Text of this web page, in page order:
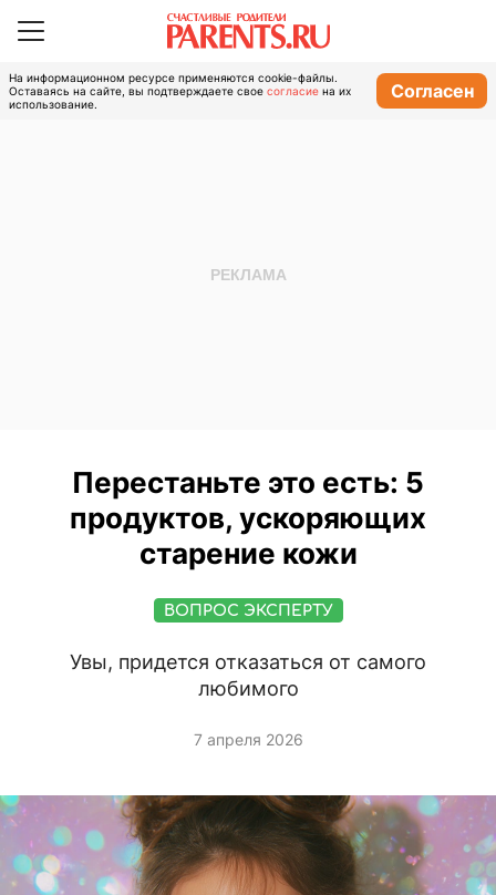
На информационном ресурсе применяются cookie-файлы.
Оставаясь на сайте, вы подтверждаете свое согласие на их
использование.
Согласен
Перестаньте это есть: 5
продуктов, ускоряющих
старение кожи
ВОПРОС ЭКСПЕРТУ
Увы, придется отказаться от самого
любимого
7 апреля 2026